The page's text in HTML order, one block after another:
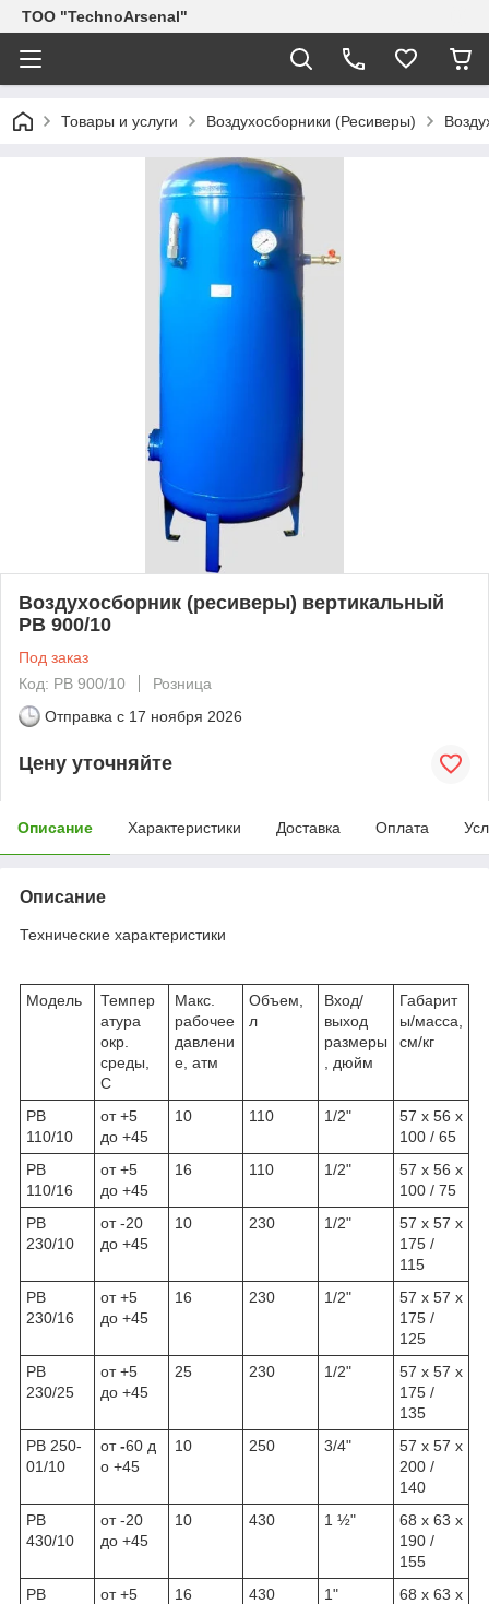
ТОО "TechnoArsenal"
Товары и услуги Воздухосборники (Ресиверы)
Воздухосборник (ресиверы) вертикальный
РВ 900/10
Под заказ
Код: РВ 900/10
Розница
Отправка с 17 ноября 2026
Цену уточняйте
Описание Характеристики Доставка Оплата
Описание
Технические характеристики
Модель
Темпер
атура
окр.
среды,
С
Макс.
рабочее
давлени
е, атм
Объем,
л
Вход/
выход
размеры
, дюйм
Габарит
ы/масса,
см/кг
РВ
110/10
от +5
до +45
10 110 1/2"
57 x 56 x
100 / 65
РВ
110/16
от +5
до +45
16 110 1/2"
57 x 56 x
100 / 75
РВ
230/10
от -20
до +45
10 230 1/2"
57 x 57 x
175 /
115
РВ
230/16
от +5
до +45
16 230 1/2"
57 x 57 x
175 /
125
РВ
230/25
от +5
до +45
25 230 1/2"
57 x 57 x
175 /
135
РВ 250-
01/10
от-60 д
о +45
10 250 3/4"
57 x 57 x
200 /
140
РВ
430/10
от -20
до +45
10 430 1 ½"
68 x 63 x
190 /
155
РВ
от +5
16 430 1"
68 x 63 x